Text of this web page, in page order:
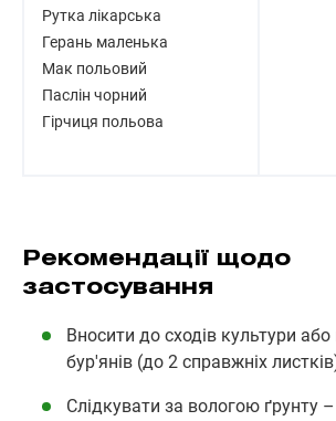
Рутка лікарська
Герань маленька
Мак польовий
Паслін чорний
Гірчиця польова
Рекомендації щодо
застосування
Вносити до сходів культури
бур'янів (до 2 справжніх
Слідкувати за вологою ґрунту